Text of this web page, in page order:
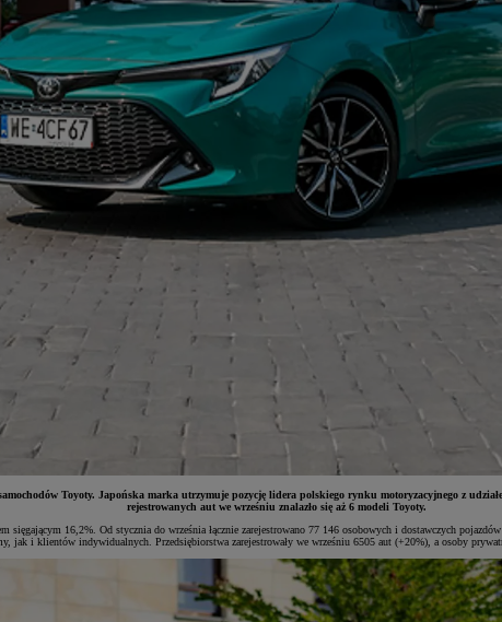
Toyoty. Japońska marka utrzymuje pozycję lidera polskiego rynku motoryzacyjnego z
rejestrowanych aut we wrześniu znalazło się aż 6 modeli Toyoty.
sięgającym 16,2%. Od stycznia do września łącznie zarejestrowano 77 146 osobowych i dostawczych
jak i klientów indywidualnych. Przedsiębiorstwa zarejestrowały we wrześniu 6505 aut (+20%), a osoby